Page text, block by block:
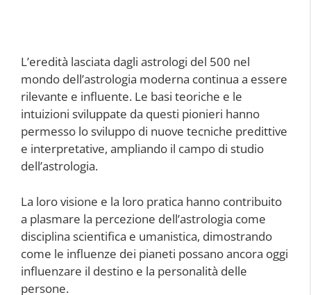
L’eredità lasciata dagli astrologi del 500 nel
mondo dell’astrologia moderna continua a essere
rilevante e influente. Le basi teoriche e le
intuizioni sviluppate da questi pionieri hanno
permesso lo sviluppo di nuove tecniche predittive
e interpretative, ampliando il campo di studio
dell’astrologia.
La loro visione e la loro pratica hanno contribuito
a plasmare la percezione dell’astrologia come
disciplina scientifica e umanistica, dimostrando
come le influenze dei pianeti possano ancora oggi
influenzare il destino e la personalità delle
persone.